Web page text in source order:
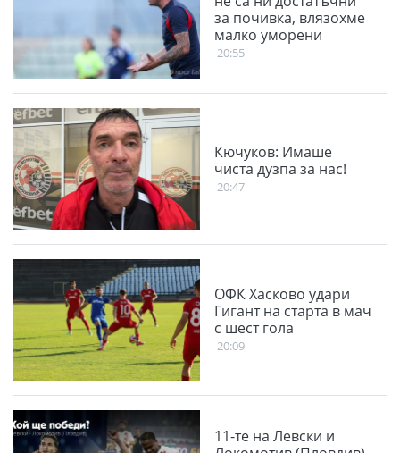
за почивка, влязохме
малко уморени
20:55
Кючуков: Имаше
чиста дузпа за нас!
20:47
ОФК Хасково удари
Гигант на старта в мач
с шест гола
20:09
11-те на Левски и